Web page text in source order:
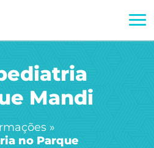
Mandi
»
no Parque